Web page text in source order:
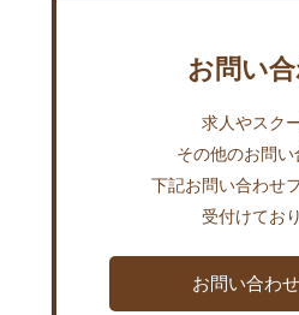
お問い
求人やスクー
その他のお問い
下記お問い合わせ
受付けてお
お問い合わ